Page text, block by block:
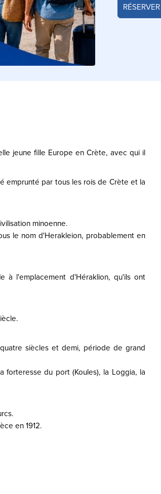
jeune fille Europe en Crète, avec qui il
emprunté par tous les rois de Crète et la
minoenne.
le nom d'Herakleion, probablement en
l'emplacement d'Héraklion, qu'ils ont
siècles et demi, période de grand
forteresse du port (Koules), la Loggia, la
en 1912.